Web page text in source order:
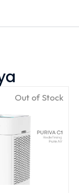
Out of Stock